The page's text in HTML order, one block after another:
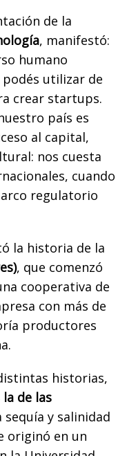
de la
, manifestó:
humano
utilizar de
crear startups.
país es
al capital,
nos cuesta
cuando
regulatorio
la historia de la
, que comenzó
cooperativa de
con más de
productores
historias,
de las
y salinidad
originó en un